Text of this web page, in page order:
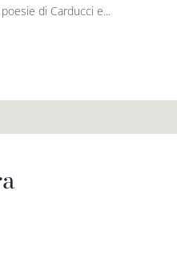
di Carducci e...